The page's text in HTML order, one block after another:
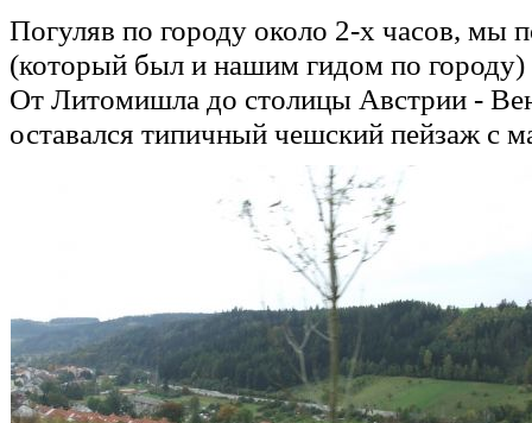
Погуляв по городу около 2-х часов, мы
(который был и нашим гидом по городу)
От Литомишла до столицы Австрии -
оставался типичный чешский пейзаж с